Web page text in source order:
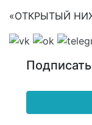
«ОТКРЫТЫЙ